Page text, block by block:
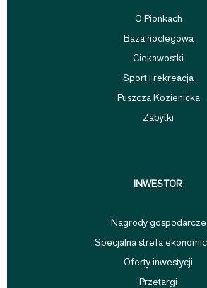
O Pionkach
Baza noclegowa
Ciekawostki
Sport i rekreacja
Puszcza Kozienicka
Zabytki
INWESTOR
Nagrody gospodarcze
Specjalna strefa
Oferty inwestycji
Przetargi